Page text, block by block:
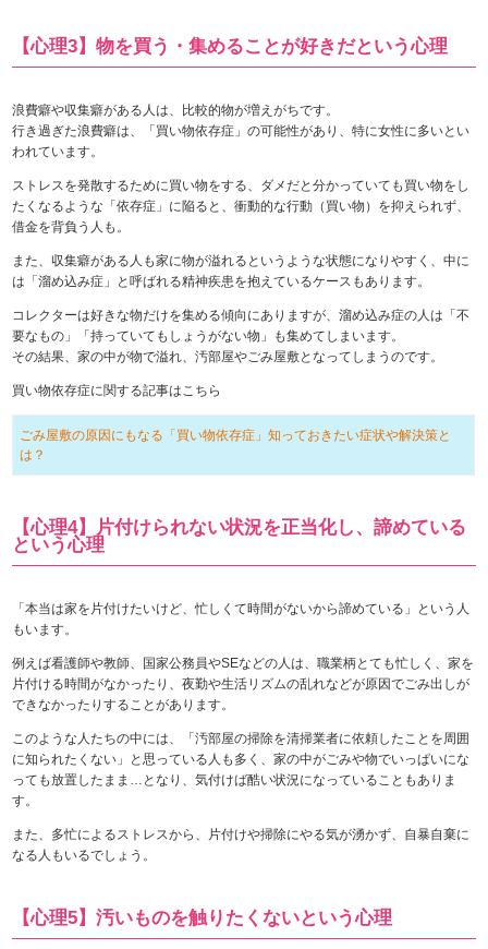
【心理3】物を買う・集めることが好きだという心理
浪費癖や収集癖がある人は、比較的物が増えがちです。
行き過ぎた浪費癖は、「買い物依存症」の可能性があり、特に女性に多いとい
われています。
ストレスを発散するために買い物をする、ダメだと分かっていても買い物をし
たくなるような「依存症」に陥ると、衝動的な行動（買い物）を抑えられず、
借金を背負う人も。
また、収集癖がある人も家に物が溢れるというような状態になりやすく、中に
は「溜め込み症」と呼ばれる精神疾患を抱えているケースもあります。
コレクターは好きな物だけを集める傾向にありますが、溜め込み症の人は「不
要なもの」「持っていてもしょうがない物」も集めてしまいます。
その結果、家の中が物で溢れ、汚部屋やごみ屋敷となってしまうのです。
買い物依存症に関する記事はこちら
ごみ屋敷の原因にもなる「買い物依存症」知っておきたい症状や解決策と
は？
【心理4】片付けられない状況を正当化し、諦めている
という心理
「本当は家を片付けたいけど、忙しくて時間がないから諦めている」という人
もいます。
例えば看護師や教師、国家公務員やSEなどの人は、職業柄とても忙しく、家を
片付ける時間がなかったり、夜勤や生活リズムの乱れなどが原因でごみ出しが
できなかったりすることがあります。
このような人たちの中には、「汚部屋の掃除を清掃業者に依頼したことを周囲
に知られたくない」と思っている人も多く、家の中がごみや物でいっぱいにな
っても放置したまま…となり、気付けば酷い状況になっていることもありま
す。
また、多忙によるストレスから、片付けや掃除にやる気が湧かず、自暴自棄に
なる人もいるでしょう。
【心理5】汚いものを触りたくないという心理